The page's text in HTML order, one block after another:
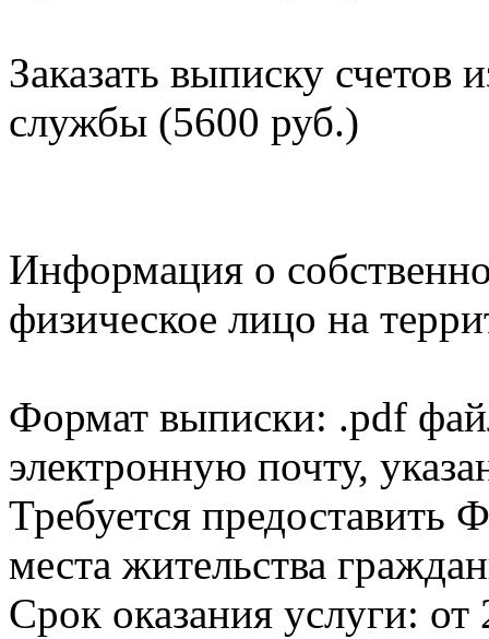
Заказать выписку счетов
службы (5600 руб.)
Информация о
физическое лицо на
Формат выписки: .pdf
электронную почту,
Требуется
места жительства
Срок оказания услуги: от